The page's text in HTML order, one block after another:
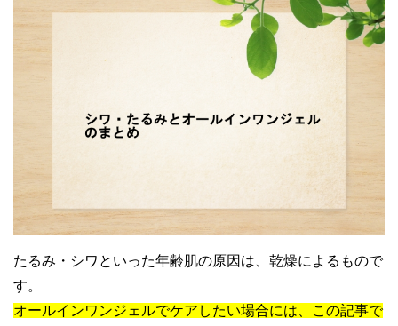
たるみ・シワといった年齢肌の原因は、乾燥によるもので
す。
オールインワンジェルでケアしたい場合には、この記事で